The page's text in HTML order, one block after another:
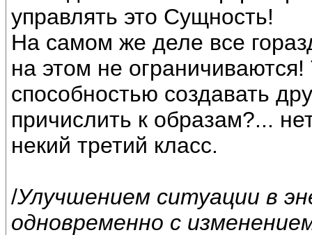
управлять это Сущность!
На самом же деле все
на этом не
способностью создавать
причислить к образам?...
некий третий класс.
/Улучшением ситуации в
одновременно с